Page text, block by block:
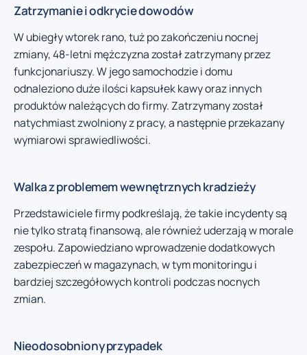
Zatrzymanie i odkrycie dowodów
W ubiegły wtorek rano, tuż po zakończeniu nocnej
zmiany, 48-letni mężczyzna został zatrzymany przez
funkcjonariuszy. W jego samochodzie i domu
odnaleziono duże ilości kapsułek kawy oraz innych
produktów należących do firmy. Zatrzymany został
natychmiast zwolniony z pracy, a następnie przekazany
wymiarowi sprawiedliwości.
Walka z problemem wewnętrznych kradzieży
Przedstawiciele firmy podkreślają, że takie incydenty są
nie tylko stratą finansową, ale również uderzają w morale
zespołu. Zapowiedziano wprowadzenie dodatkowych
zabezpieczeń w magazynach, w tym monitoringu i
bardziej szczegółowych kontroli podczas nocnych
zmian.
Nieodosobniony przypadek